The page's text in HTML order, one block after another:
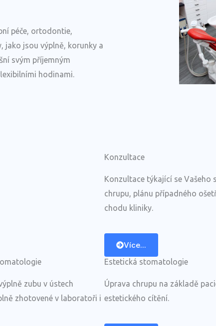
péče, ortodontie,
jako jsou výplně, korunky a
svým příjemným
hodinami.
Konzultace
Konzultace týkající se Vašeho
chrupu, plánu případného
chodu kliniky.
Více...
zubu v ústech
zhotovené v laboratoři i
Estetická stomatologie
Úprava chrupu na základě
estetického cítění.